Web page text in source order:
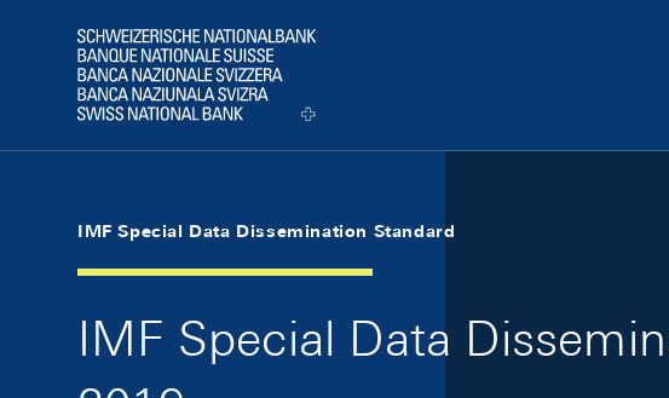
Logo
IMF Special Data Dissemination Standard
IMF Special Data